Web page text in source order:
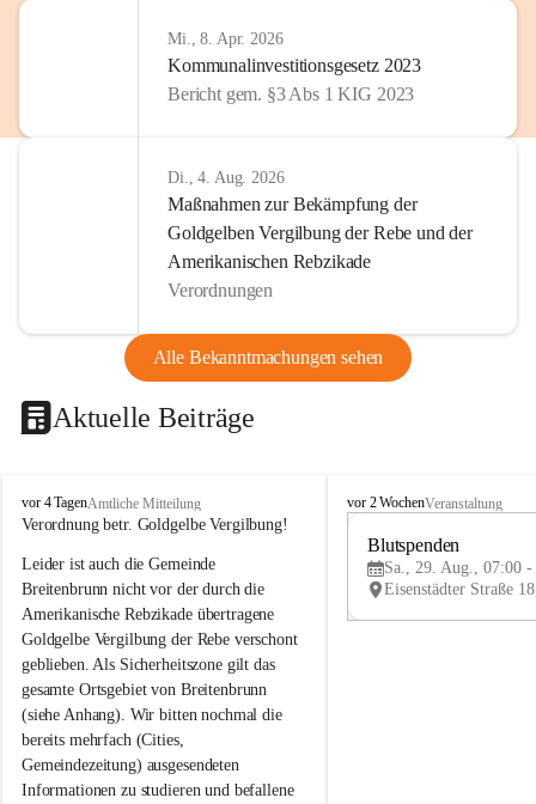
Mi., 8. Apr. 2026
Kommunalinvestitionsgesetz 2023
Bericht gem. §3 Abs 1 KIG 2023
Di., 4. Aug. 2026
Maßnahmen zur Bekämpfung der
Goldgelben Vergilbung der Rebe und der
Amerikanischen Rebzikade
Verordnungen
Alle Bekanntmachungen sehen
Aktuelle Beiträge
B
r
i
t
e
n
b
r
u
n
n
a
m
vor 4 TagenAmtliche Mitteilung
Verordnung betr. Goldgelbe Vergilbung!
Leider ist auch die Gemeinde
Breitenbrunn nicht vor der durch die
Amerikanische Rebzikade übertragene
Goldgelbe Vergilbung der Rebe verschont
geblieben. Als Sicherheitszone gilt das
gesamte Ortsgebiet von Breitenbrunn
(siehe Anhang). Wir bitten nochmal die
bereits mehrfach (Cities,
Gemeindezeitung) ausgesendeten
Informationen zu studieren und befallene
B
e
vor 2 WochenVeranstaltung
Blutspenden
Sa., 29. Aug., 07:00 -